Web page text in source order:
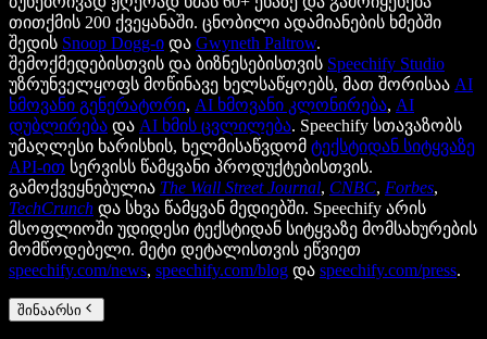
თითქმის 200 ქვეყანაში. ცნობილი ადამიანების ხმებში
შედის Snoop Dogg-ი და Gwyneth Paltrow.
შემოქმედებისთვის და ბიზნესებისთვის Speechify Studio
უზრუნველყოფს მოწინავე ხელსაწყოებს, მათ შორისაა AI
ხმოვანი გენერატორი, AI ხმოვანი კლონირება, AI
დუბლირება და AI ხმის ცვლილება. Speechify სთავაზობს
უმაღლესი ხარისხის, ხელმისაწვდომ ტექსტიდან სიტყვაზე
API-ით სერვისს წამყვანი პროდუქტებისთვის.
გამოქვეყნებულია The Wall Street Journal, CNBC, Forbes,
TechCrunch და სხვა წამყვან მედიებში. Speechify არის
მსოფლიოში უდიდესი ტექსტიდან სიტყვაზე მომსახურების
მომწოდებელი. მეტი დეტალისთვის ეწვიეთ
speechify.com/news, speechify.com/blog და speechify.com/press.
შინაარსი